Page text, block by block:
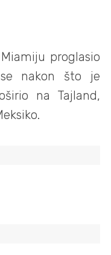
proglasio
nakon što je
na Tajland,